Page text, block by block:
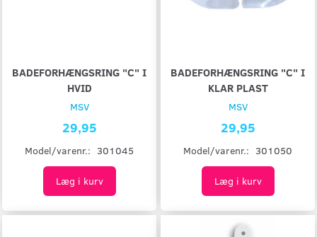
BADEFORHÆNGSRING "C" I
HVID
MSV
29,95
Model/varenr.: 301045
Læg i kurv
BADEFORHÆNGSRING "C" I
KLAR PLAST
MSV
29,95
Model/varenr.: 301050
Læg i kurv